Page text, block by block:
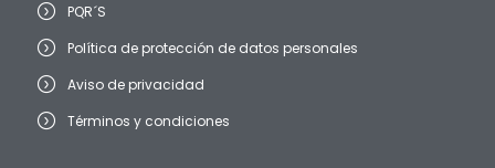
PQR´S
Política de protección de datos personales
Aviso de privacidad
Términos y condiciones